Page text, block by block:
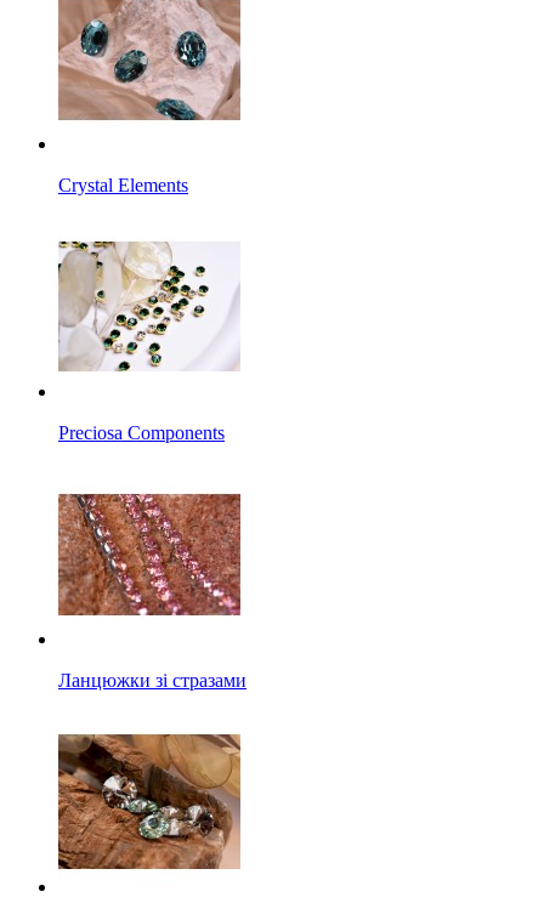
Crystal Elements
Preciosa Components
Ланцюжки зі стразами